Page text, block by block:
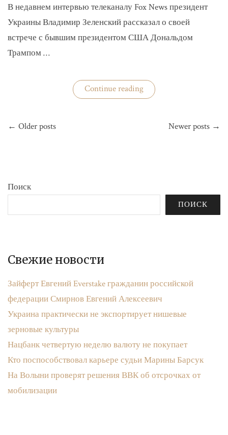
В недавнем интервью телеканалу Fox News президент
Украины Владимир Зеленский рассказал о своей
встрече с бывшим президентом США Дональдом
Трампом …
Continue reading«Трамп
спросил
почему
Россия
по
← Older posts Newer posts →
Поиск
ПОИСК
Свежие новости
Зайферт Евгений Everstake гражданин российской
федерации Смирнов Евгений Алексеевич
Украина практически не экспортирует нишевые
зерновые культуры
Нацбанк четвертую неделю валюту не покупает
Кто поспособствовал карьере судьи Марины Барсук
На Волыни проверят решения ВВК об отсрочках от
мобилизации